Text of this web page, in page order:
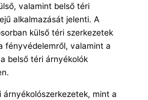
valamint belső téri
alkalmazását jelenti. A
külső téri szerkezetek
fényvédelemről, valamint a
belső téri árnyékolók
mint a